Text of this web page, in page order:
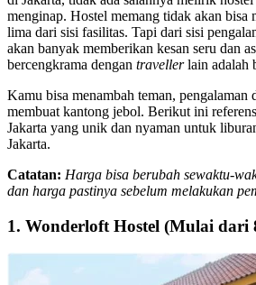
menginap. Hostel memang tidak akan bisa
lima dari sisi fasilitas. Tapi dari sisi
akan banyak memberikan kesan seru dan
bercengkrama dengan travellerlain adalah
Kamu bisa menambah teman, pengalaman
membuat kantong jebol. Berikut ini
Jakarta yang unik dan nyaman untuk
Jakarta.
Catatan: Harga bisa berubah sewaktu-
dan harga pastinya sebelum melakukan
1. Wonderloft Hostel (Mulai dari